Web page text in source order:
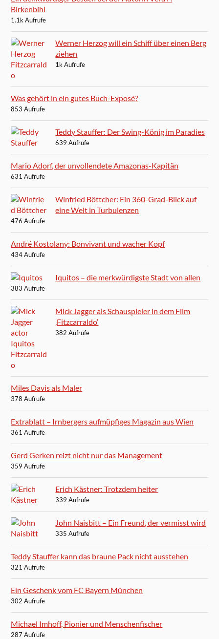
Birkenbihl
1.1k Aufrufe
Werner Herzog will ein Schiff über einen Berg
ziehen
1k Aufrufe
Was gehört in ein gutes Buch-Exposé?
853 Aufrufe
Teddy Stauffer: Der Swing-König im Paradies
639 Aufrufe
Mario Adorf, der unvollendete Amazonas-Kapitän
631 Aufrufe
Winfried Böttcher: Ein 360-Grad-Blick auf
eine Welt in Turbulenzen
476 Aufrufe
André Kostolany: Bonvivant und wacher Kopf
434 Aufrufe
Iquitos – die merkwürdigste Stadt von allen
383 Aufrufe
Mick Jagger als Schauspieler in dem Film
‚Fitzcarraldo‘
382 Aufrufe
Miles Davis als Maler
378 Aufrufe
Extrablatt – Irnbergers aufmüpfiges Magazin aus Wien
361 Aufrufe
Gerd Gerken reizt nicht nur das Management
359 Aufrufe
Erich Kästner: Trotzdem heiter
339 Aufrufe
John Naisbitt – Ein Freund, der vermisst wird
335 Aufrufe
Teddy Stauffer kann das braune Pack nicht ausstehen
321 Aufrufe
Ein Geschenk vom FC Bayern München
302 Aufrufe
Michael Imhoff, Pionier und Menschenfischer
287 Aufrufe